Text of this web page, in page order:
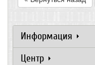
Информация
Центр